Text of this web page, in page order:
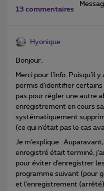
13 commentaires
Hyonique
Bonjour,
Merci pour l’info. Puisqu’il
permis d’identifier
pas pour régler une autre
enregistrement en cours
systématiquement
(ce qui n’était pas le cas
Je m’explique :
enregistré était terminé,
pour éviter d’enregistrer
programme suivant (pour
et l’enregistrement